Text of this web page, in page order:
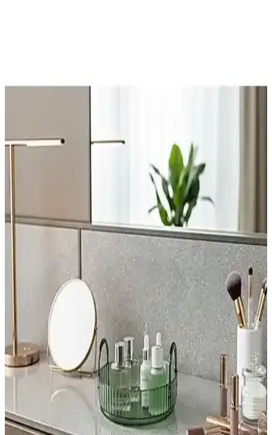
Bubbles Beyond 7'li Köpüklü Banyo Bombası:
lüks banyo ürünüdür.
Star Stantlı 30 Adet Banyo Topu: Doğal Kokular ve
El Yapımı Kalitesiyle Ferahlatıcı Deneyim
Star Stantlı 30 adet banyo topu, doğal ve hoş kokularıyla ferahlatıcı,
el yapımı kaliteyle cildi nemlendirir ve rahatlatır, geniş kullanım
alanı ve çeşitli kokularla keyifli bir banyo deneyimi sunar.
MorBebe Lastikli Bebek Banyo Süngeri: Pratik ve
Güvenli Bebek Temizliği Çözümü
MorBebe lastikli bebek banyo süngeri, tek el kullanımı, yumuşak
dokusu ve sabun cebi ile bebek bakımını pratik ve hijyenik hale
getirir, hassas ciltlere uygun tasarımıyla öne çıkar.
Melanistic Banyo Tuzu: Estetik ve Rahatlatıcı
Aromaterapi Deneyimi İçin Ideal Seçenek
Melanistic'in 300 gramlık pembe banyo tuzu, gül aroması ve
rahatlatıcı etkisiyle banyo keyfini artırır. Çok yönlü kullanımı ve
doğal içeriğiyle cilt üzerinde yumuşatıcı ve ferahlatıcı etkiler sunar.
Özdilek Banyo Kesesi: Yumuşak Dokulu,
Derinlemesine Temizlik ve Cilt Bakımı İçin Uygun